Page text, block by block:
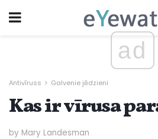
ad
Antivīruss Galvenie jēdzieni
Kas ir vīrusa
by Mary Landesman